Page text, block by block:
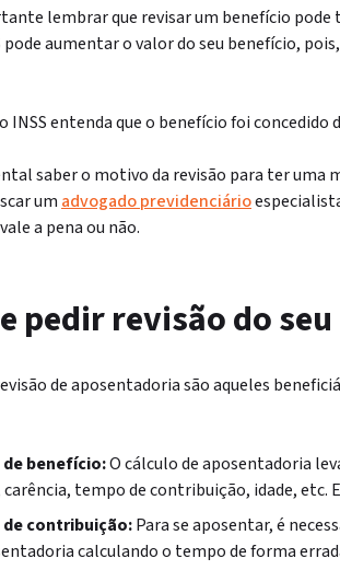
lembrar que revisar um benefício
aumentar o valor do seu benefício,
INSS entenda que o benefício foi concedido
saber o motivo da revisão para ter uma
um advogado previdenciário
a pena ou não.
pedir revisão do
de aposentadoria são aqueles
benefício:O cálculo de aposentadoria
tempo de contribuição, idade, etc.
contribuição:Para se aposentar, é
calculando o tempo de forma